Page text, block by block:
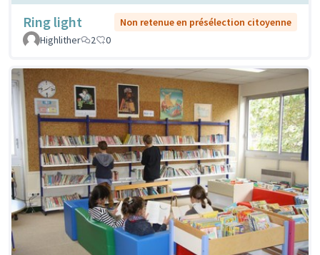
Ring light
Non retenue en présélection citoyenne
Highlither
2 0